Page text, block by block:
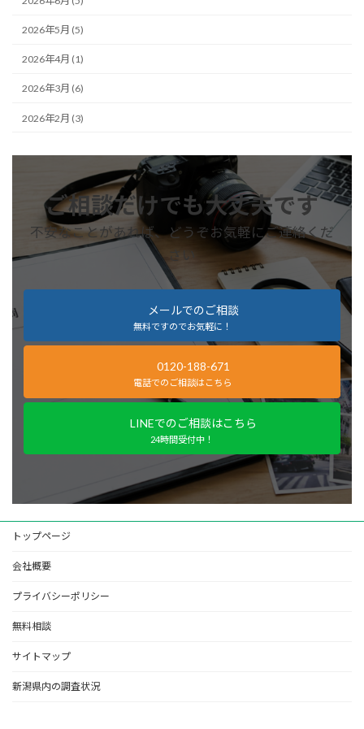
2026年5月 (5)
2026年4月 (1)
2026年3月 (6)
2026年2月 (3)
ご相談だけでも大丈夫です
不安なことがあれば、どうぞお気軽にご連絡くだ
さい
メールでのご相談
無料ですのでお気軽に！
0120-188-671
電話でのご相談はこちら
LINEでのご相談はこちら
24時間受付中！
トップページ
会社概要
プライバシーポリシー
無料相談
サイトマップ
新潟県内の調査状況